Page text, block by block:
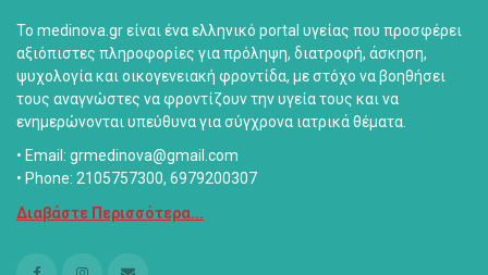
Το medinova.gr είναι ένα ελληνικό portal υγείας που προσφέρει
αξιόπιστες πληροφορίες για πρόληψη, διατροφή, άσκηση,
ψυχολογία και οικογενειακή φροντίδα, με στόχο να βοηθήσει
τους αναγνώστες να φροντίζουν την υγεία τους και να
ενημερώνονται υπεύθυνα για σύγχρονα ιατρικά θέματα.
• Email: grmedinova@gmail.com
• Phone: 2105757300, 6979200307
Διαβάστε Περισσότερα...